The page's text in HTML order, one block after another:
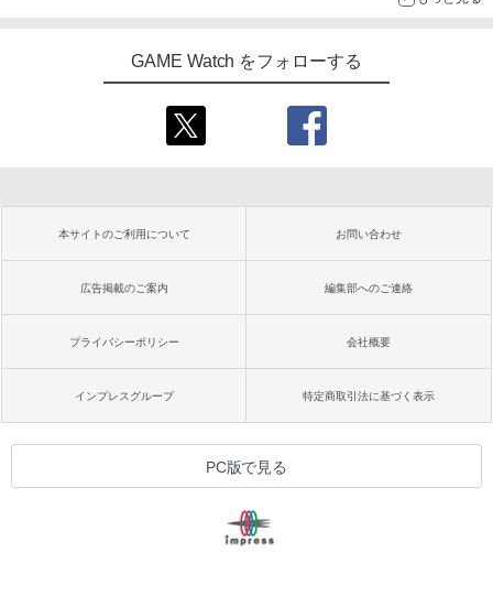
GAME Watch をフォローする
本サイトのご利用について お問い合わせ
広告掲載のご案内 編集部へのご連絡
プライバシーポリシー 会社概要
インプレスグループ 特定商取引法に基づく表示
PC版で見る